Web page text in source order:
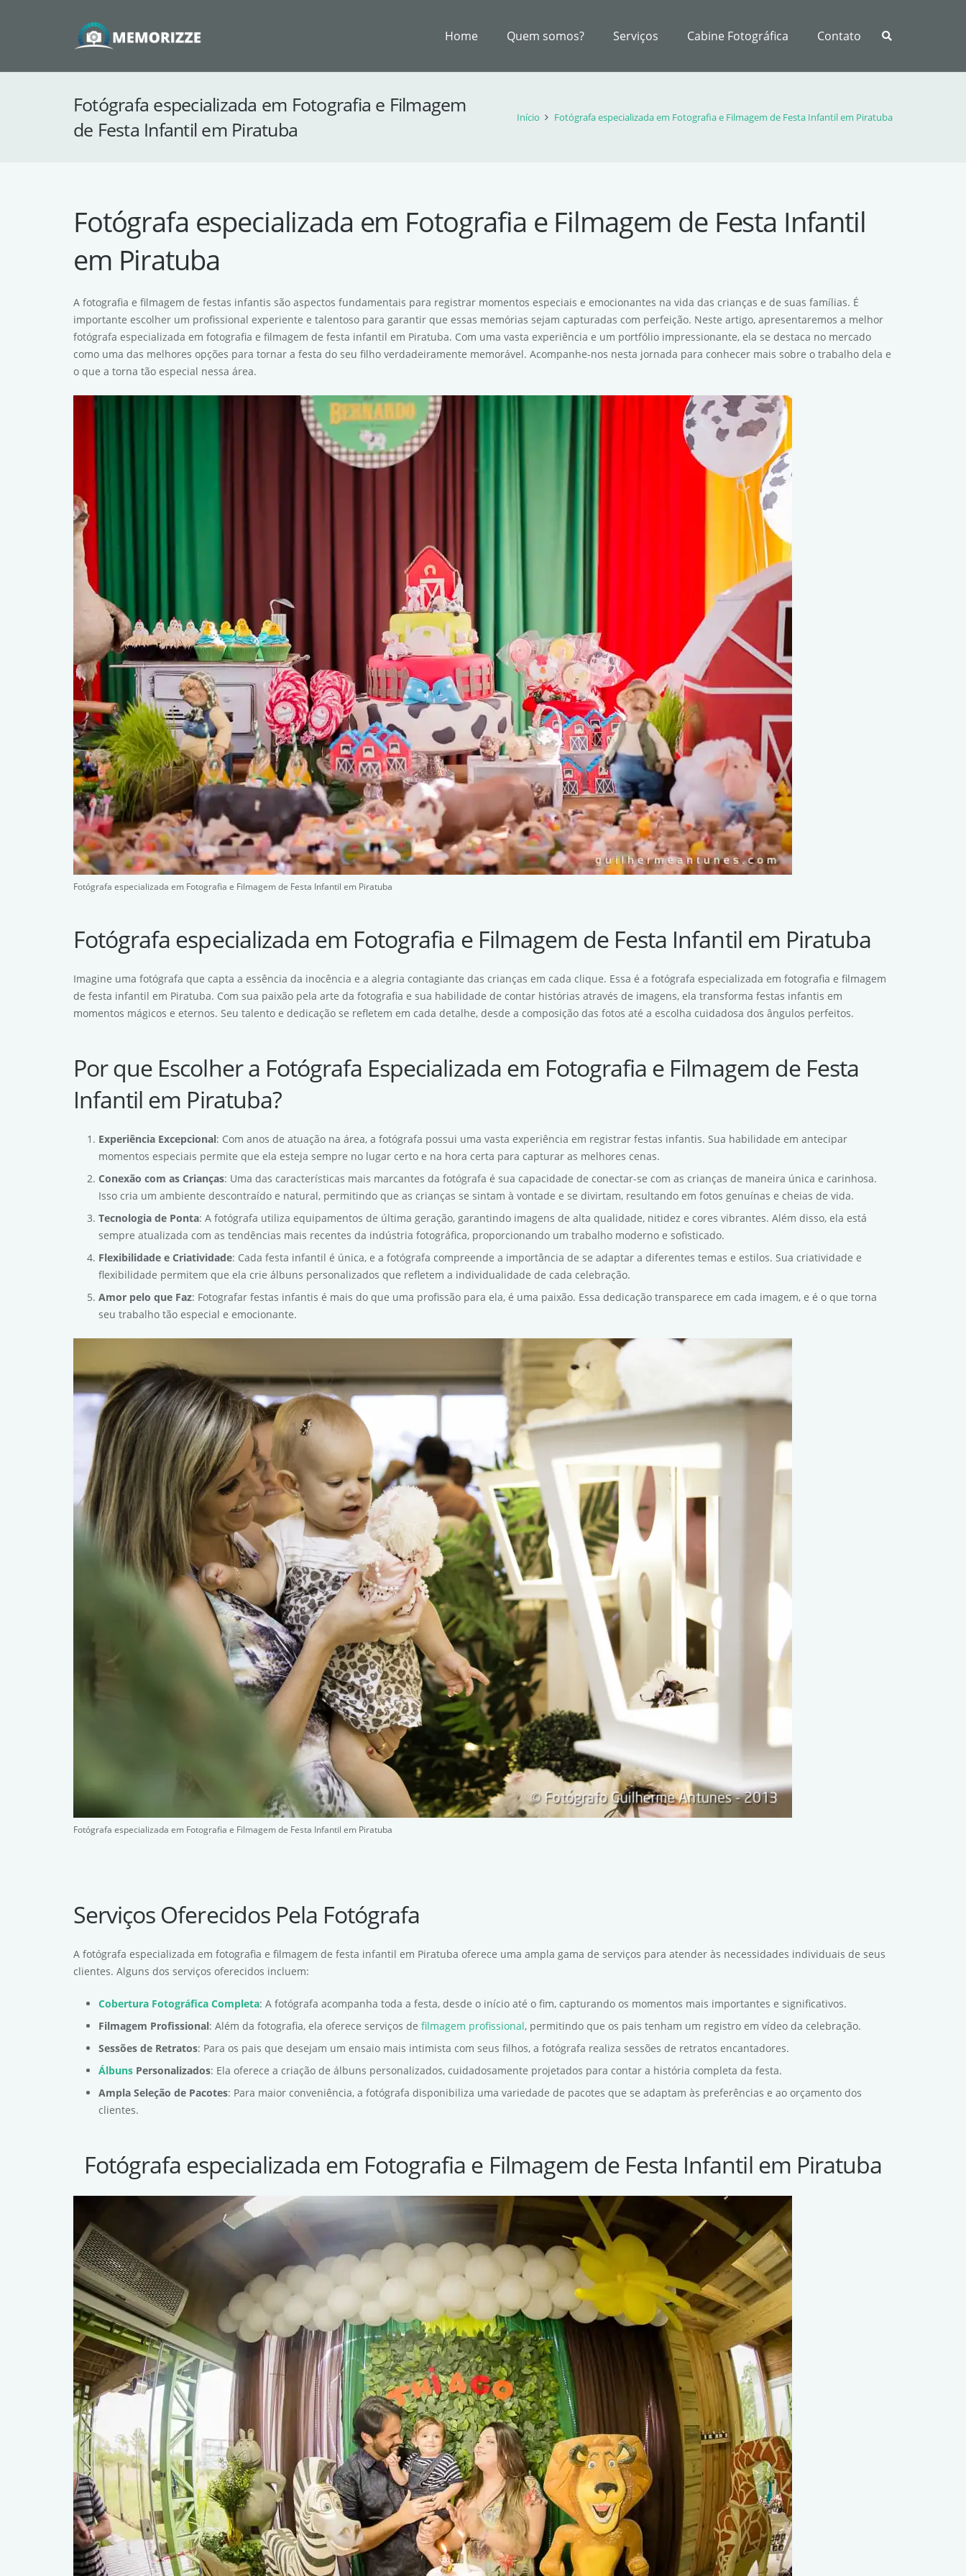
Home Quem somos? Serviços Cabine Fotográfica Contato
Fotógrafa especializada em Fotografia e Filmagem
de Festa Infantil em Piratuba
Início Fotógrafa especializada em Fotografia e Filmagem de Festa Infantil em Piratuba
Fotógrafa especializada em Fotografia e Filmagem de Festa Infantil
em Piratuba
A fotografia e filmagem de festas infantis são aspectos fundamentais para registrar momentos especiais e emocionantes na vida das crianças e de suas famílias. É
importante escolher um profissional experiente e talentoso para garantir que essas memórias sejam capturadas com perfeição. Neste artigo, apresentaremos a melhor
fotógrafa especializada em fotografia e filmagem de festa infantil em Piratuba. Com uma vasta experiência e um portfólio impressionante, ela se destaca no mercado
como uma das melhores opções para tornar a festa do seu filho verdadeiramente memorável. Acompanhe-nos nesta jornada para conhecer mais sobre o trabalho dela e
o que a torna tão especial nessa área.
Fotógrafa especializada em Fotografia e Filmagem de Festa Infantil em Piratuba
Fotógrafa especializada em Fotografia e Filmagem de Festa Infantil em Piratuba
Imagine uma fotógrafa que capta a essência da inocência e a alegria contagiante das crianças em cada clique. Essa é a fotógrafa especializada em fotografia e filmagem
de festa infantil em Piratuba. Com sua paixão pela arte da fotografia e sua habilidade de contar histórias através de imagens, ela transforma festas infantis em
momentos mágicos e eternos. Seu talento e dedicação se refletem em cada detalhe, desde a composição das fotos até a escolha cuidadosa dos ângulos perfeitos.
Por que Escolher a Fotógrafa Especializada em Fotografia e Filmagem de Festa
Infantil em Piratuba?
Experiência Excepcional: Com anos de atuação na área, a fotógrafa possui uma vasta experiência em registrar festas infantis. Sua habilidade em antecipar
momentos especiais permite que ela esteja sempre no lugar certo e na hora certa para capturar as melhores cenas.
Conexão com as Crianças: Uma das características mais marcantes da fotógrafa é sua capacidade de conectar-se com as crianças de maneira única e carinhosa.
Isso cria um ambiente descontraído e natural, permitindo que as crianças se sintam à vontade e se divirtam, resultando em fotos genuínas e cheias de vida.
Tecnologia de Ponta: A fotógrafa utiliza equipamentos de última geração, garantindo imagens de alta qualidade, nitidez e cores vibrantes. Além disso, ela está
sempre atualizada com as tendências mais recentes da indústria fotográfica, proporcionando um trabalho moderno e sofisticado.
Flexibilidade e Criatividade: Cada festa infantil é única, e a fotógrafa compreende a importância de se adaptar a diferentes temas e estilos. Sua criatividade e
flexibilidade permitem que ela crie álbuns personalizados que refletem a individualidade de cada celebração.
Amor pelo que Faz: Fotografar festas infantis é mais do que uma profissão para ela, é uma paixão. Essa dedicação transparece em cada imagem, e é o que torna
seu trabalho tão especial e emocionante.
Fotógrafa especializada em Fotografia e Filmagem de Festa Infantil em Piratuba
Serviços Oferecidos Pela Fotógrafa
A fotógrafa especializada em fotografia e filmagem de festa infantil em Piratuba oferece uma ampla gama de serviços para atender às necessidades individuais de seus
clientes. Alguns dos serviços oferecidos incluem:
Cobertura Fotográfica Completa: A fotógrafa acompanha toda a festa, desde o início até o fim, capturando os momentos mais importantes e significativos.
Filmagem Profissional: Além da fotografia, ela oferece serviços de filmagem profissional, permitindo que os pais tenham um registro em vídeo da celebração.
Sessões de Retratos: Para os pais que desejam um ensaio mais intimista com seus filhos, a fotógrafa realiza sessões de retratos encantadores.
Álbuns Personalizados: Ela oferece a criação de álbuns personalizados, cuidadosamente projetados para contar a história completa da festa.
Ampla Seleção de Pacotes: Para maior conveniência, a fotógrafa disponibiliza uma variedade de pacotes que se adaptam às preferências e ao orçamento dos
clientes.
Fotógrafa especializada em Fotografia e Filmagem de Festa Infantil em Piratuba